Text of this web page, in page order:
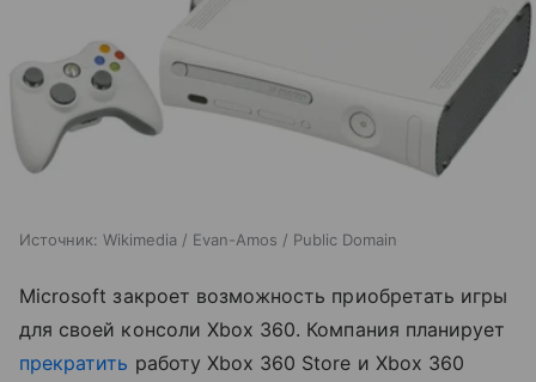
Источник: Wikimedia / Evan-Amos / Public Domain
Microsoft закроет возможность приобретать игры
для своей консоли Xbox 360. Компания планирует
прекратить работу Xbox 360 Store и Xbox 360